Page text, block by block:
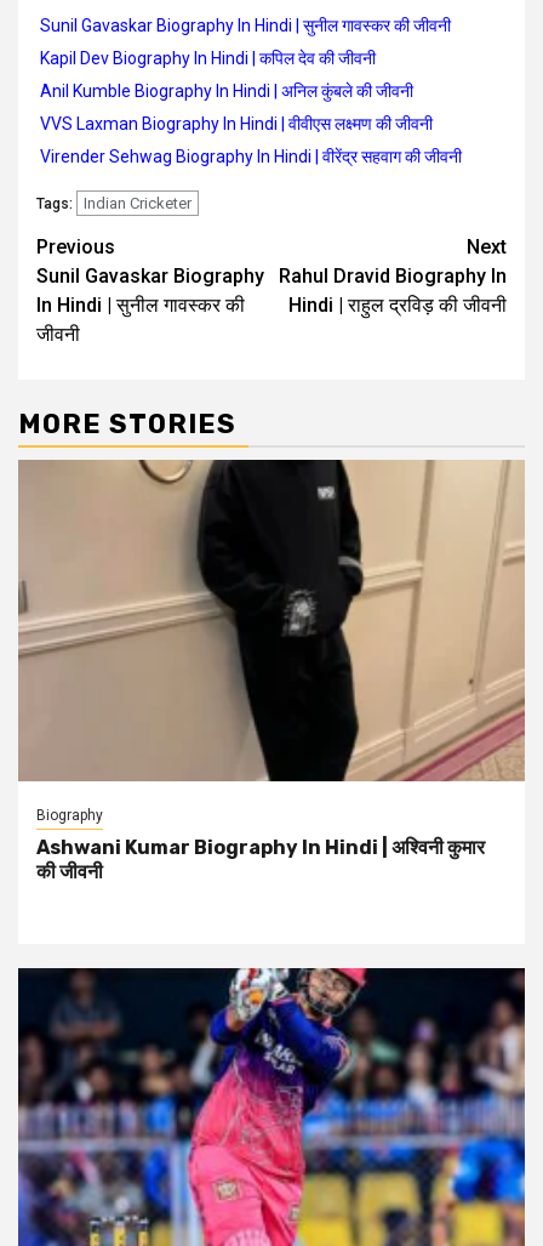
Sunil Gavaskar Biography In Hindi | सुनील गावस्कर की जीवनी
Kapil Dev Biography In Hindi | कपिल देव की जीवनी
Anil Kumble Biography In Hindi | अनिल कुंबले की जीवनी
VVS Laxman Biography In Hindi | वीवीएस लक्ष्मण की जीवनी
Virender Sehwag Biography In Hindi | वीरेंद्र सहवाग की जीवनी
Tags: Indian Cricketer
Previous
Sunil Gavaskar Biography
In Hindi | सुनील गावस्कर की
जीवनी
Next
Rahul Dravid Biography In
Hindi | राहुल द्रविड़ की जीवनी
MORE STORIES
Biography
Ashwani Kumar Biography In Hindi | अश्विनी कुमार
की जीवनी